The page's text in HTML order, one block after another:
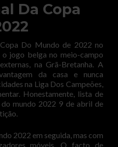
Da Copa
Do Mundo de 2022 no
jogo belga no meio-campo
na Grã-Bretanha. A
da casa e nunca
na Liga Dos Campeões,
Honestamente, lista de
mundo 2022 9 de abril de
2022 em seguida, mas com
móveis. O facto de